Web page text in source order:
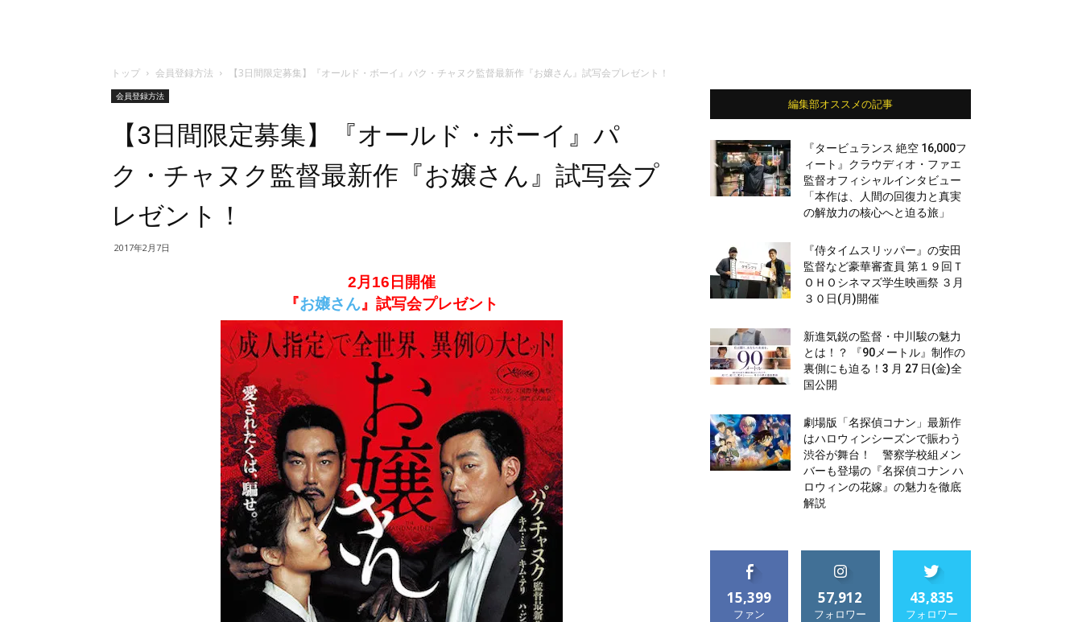
トップ 会員登録方法 【3日間限定募集】『オールド・ボーイ』パク・チャヌク監督最新作『お嬢さん』試写会プレゼント！
会員登録方法
【3日間限定募集】『オールド・ボーイ』パ
ク・チャヌク監督最新作『お嬢さん』試写会プ
レゼント！
2017年2月7日
2月16日開催
『お嬢さん』試写会プレゼント
編集部オススメの記事
『タービュランス 絶空 16,000フ
ィート』クラウディオ・ファエ
監督オフィシャルインタビュー
「本作は、人間の回復力と真実
の解放力の核心へと迫る旅」
『侍タイムスリッパー』の安田
監督など豪華審査員 第１９回Ｔ
ＯＨＯシネマズ学生映画祭 ３月
３０日(月)開催
新進気鋭の監督・中川駿の魅力
とは！？ 『90メートル』制作の
裏側にも迫る！3 月 27 日(金)全
国公開
劇場版「名探偵コナン」最新作
はハロウィンシーズンで賑わう
渋谷が舞台！ 警察学校組メン
バーも登場の『名探偵コナン ハ
ロウィンの花嫁』の魅力を徹底
解説
15,399
ファン
57,912
フォロワー
43,835
フォロワー